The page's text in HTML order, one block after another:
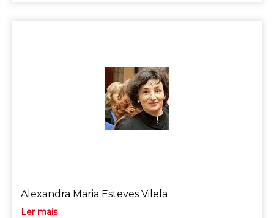
Alexandra Maria Esteves Vilela
Ler mais